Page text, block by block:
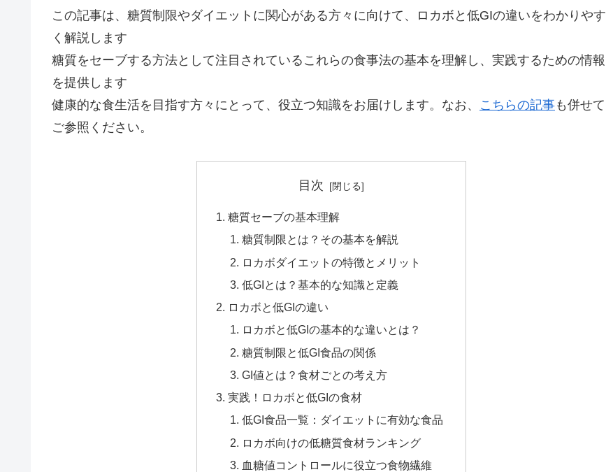
この記事は、糖質制限やダイエットに関心がある方々に向けて、ロカボと低GIの違いをわかりやす
く解説します
糖質をセーブする方法として注目されているこれらの食事法の基本を理解し、実践するための情報
を提供します
健康的な食生活を目指す方々にとって、役立つ知識をお届けします。なお、 こちらの記事も併せて
ご参照ください。
目次
糖質セーブの基本理解
糖質制限とは？その基本を解説
ロカボダイエットの特徴とメリット
低GIとは？基本的な知識と定義
ロカボと低GIの違い
ロカボと低GIの基本的な違いとは？
糖質制限と低GI食品の関係
GI値とは？食材ごとの考え方
実践！ロカボと低GIの食材
低GI食品一覧：ダイエットに有効な食品
ロカボ向けの低糖質食材ランキング
血糖値コントロールに役立つ食物繊維